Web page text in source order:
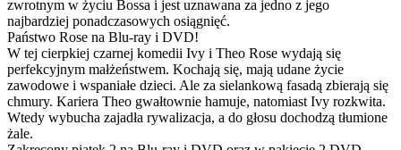
zwrotnym w życiu Bossa i jest uznawana za jedno z jego
najbardziej ponadczasowych osiągnięć.
Państwo Rose na Blu-ray i DVD!
W tej cierpkiej czarnej komedii Ivy i Theo Rose wydają się
perfekcyjnym małżeństwem. Kochają się, mają udane życie
zawodowe i wspaniałe dzieci. Ale za sielankową fasadą zbierają się
chmury. Kariera Theo gwałtownie hamuje, natomiast Ivy rozkwita.
Wtedy wybucha zajadła rywalizacja, a do głosu dochodzą tłumione
żale.